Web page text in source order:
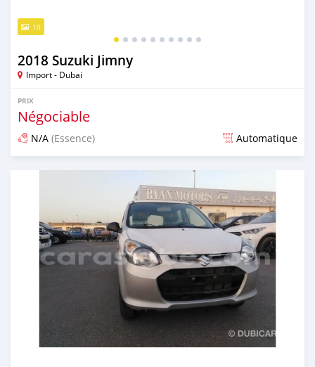
10
2018 Suzuki Jimny
Import - Dubai
PRIX
Négociable
N/A (Essence) Automatique